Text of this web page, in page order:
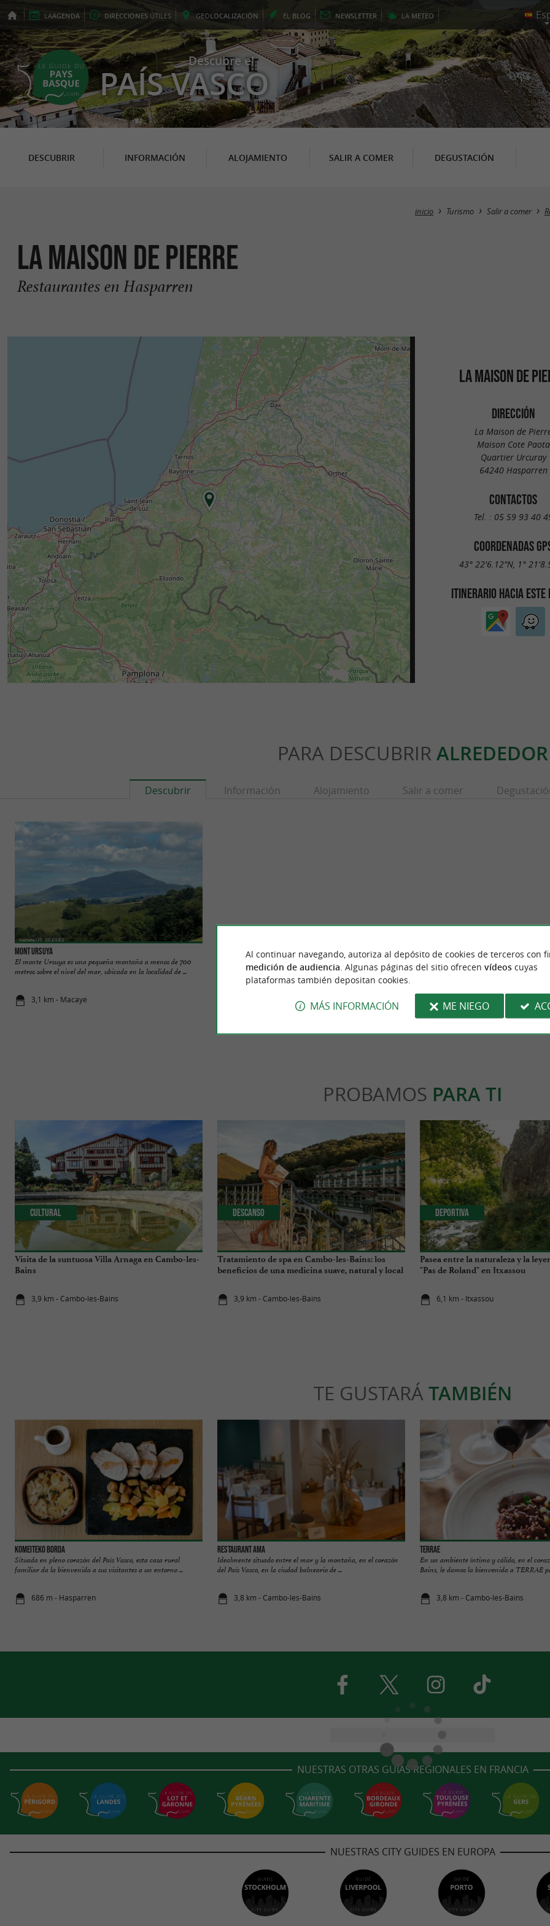
LAAGENDA DIRECCIONES ÚTILES GEOLOCALIZACIÓN EL BLOG NEWSLETTER LA METEO
Descubre el
PAÍS VASCO
DESCUBRIR INFORMACIÓN ALOJAMIENTO SALIR A COMER DEGUSTACIÓN
inicio Turismo Salir a comer
La Maison de Pierre
Restaurantes en Hasparren
LA MAISON DE
DIRECCIÓN
La Maison de
Maison Cote Paota
Quartier Urcuray
64240 Hasparren
CONTACTOS
Tel. : 05 59 93 40
COORDENADAS
43° 22'6.12"N, 1°
ITINERARIO HACIA ESTE
PARA DESCUBRIR ALREDEDOR
Descubrir Información Alojamiento Salir a comer
Mont Ursuya
El monte Ursuya es una pequeña montaña a menos de 700
metros sobre el nivel del mar, ubicada en la localidad de ...
3,1 km - Macaye
Cambo-les-Bains
A orillas del Nive que domina, Cambo-les-Bains estuvo ocupada
desde tiempos prehistóricos. La notoriedad de Cambó ...
3,8 km - Cambo-les-Bains
Hasparren
Dominada por los Ursuya, Hasparren se
con curtiembres, luego con la fabricación de
PROBAMOS PARA TI
Visita de la suntuosa Villa Arnaga en Cambo-les-
Bains
3,9 km - Cambo-les-Bains
Cultural
Tratamiento de spa en Cambo-les-Bains: los
beneficios de una medicina suave, natural y local
3,9 km - Cambo-les-Bains
Descanso
Pasea entre la naturaleza y la
"Pas de Roland" en Itxassou
6,1 km - Itxassou
Deportiva
TE GUSTARÁTAMBIÉN
Komeiteko Borda
Situada en pleno corazón del País Vasco, esta casa rural
familiar da la bienvenida a sus visitantes a un entorno ...
686 m - Hasparren
Restaurant AMA
Idealmente situado entre el mar y la montaña, en el corazón
del País Vasco, en la ciudad balneario de ...
3,8 km - Cambo-les-Bains
TERRAE
En un ambiente íntimo y cálido, en el
Bains, le damos la bienvenida a TERRAE
3,8 km - Cambo-les-Bains
NUESTRAS OTRAS GUÍAS REGIONALES EN FRANCIA
NUESTRAS CITY GUIDES EN EUROPA
Al continuar navegando, autoriza al depósito de cookies de terceros con
medición de audiencia . Algunas páginas del sitio ofrecen vídeoscuyas
plataformas también depositan cookies.
MÁS INFORMACIÓN ME NIEGO